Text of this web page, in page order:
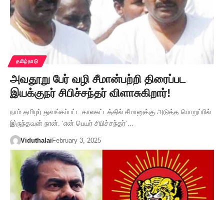
தமிழ்நாடு
அவதூறு பேர் வழி சீமான்பற்றி திரைப்பட
இயக்குநர் சிபிச்சந்தர் விளாசுகிறார்!
நாம் தமிழர் துவங்கப்பட்ட காலகட்டத்தில் சீமானுக்கு அடுத்த பொறுப்பில்
இருந்தவன் நான். ‘என் பெயர் சிபிச்சந்தர்’…
Viduthalai February 3, 2025